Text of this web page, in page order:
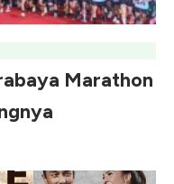
Marathon